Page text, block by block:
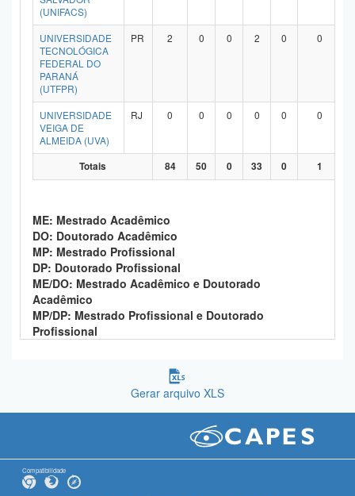
(UNIFACS)
UNIVERSIDADE
TECNOLÓGICA
FEDERAL DO
PARANÁ
(UTFPR)
PR 2 0 0 2 0 0
UNIVERSIDADE
VEIGA DE
ALMEIDA (UVA)
RJ 0 0 0 0 0 0
Totais 84 50 0 33 0 1
ME: Mestrado Acadêmico
DO: Doutorado Acadêmico
MP: Mestrado Profissional
DP: Doutorado Profissional
ME/DO: Mestrado Acadêmico e Doutorado
Acadêmico
MP/DP: Mestrado Profissional e Doutorado
Profissional
Gerar arquivo XLS
Compatibilidade